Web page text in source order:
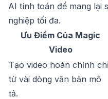
AI tính toán để mang lại
nghiệp tối đa.
Ưu Điểm Của Magic
Video
Tạo video hoàn chỉnh chỉ
từ vài dòng văn bản mô
tả.